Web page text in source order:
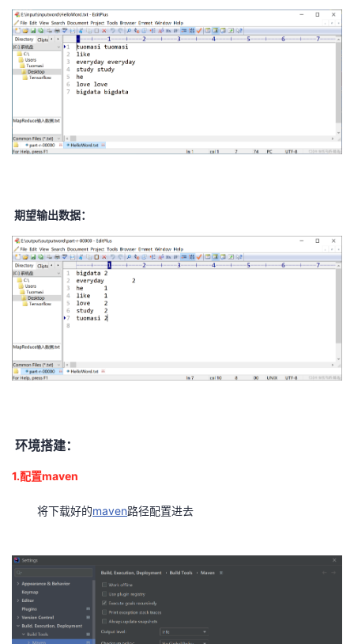
学
堂
的
程
我
认
证
的
实
验
我
的
收
持
我
技
支
持
的
声
建
议
期望输出数据：
环境搭建：
1.配置maven
将下载好的maven路径配置进去